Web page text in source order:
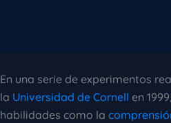
En una serie de experimentos
la Universidad de Cornell en
habilidades como la